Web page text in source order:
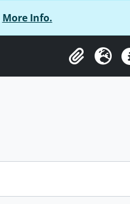
More Info.
Presse-papier
Langue